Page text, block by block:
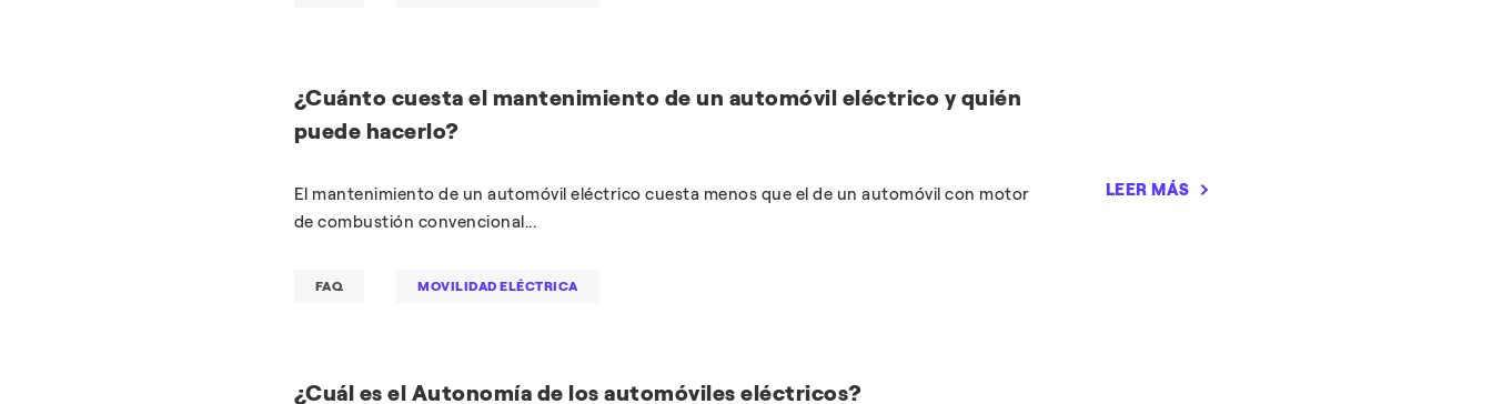
¿Cuánto cuesta el mantenimiento de un automóvil eléctrico y quién
puede hacerlo?
El mantenimiento de un automóvil eléctrico cuesta menos que el de un automóvil con motor
de combustión convencional...
LEER MÁS
FAQ MOVILIDAD ELÉCTRICA
¿Cuál es el Autonomía de los automóviles eléctricos?